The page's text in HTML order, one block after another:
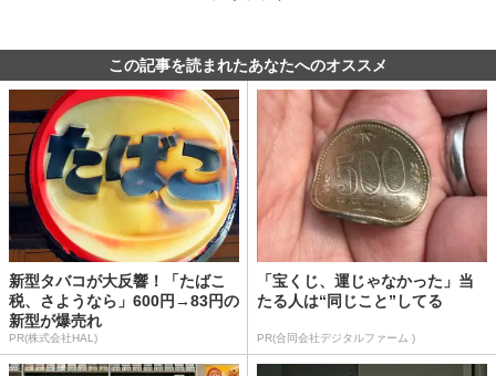
この記事を読まれたあなたへのオススメ
新型タバコが大反響！「たばこ
税、さようなら」600円→83円の
新型が爆売れ
PR(株式会社HAL)
「宝くじ、運じゃなかった」当
たる人は“同じこと”してる
PR(合同会社デジタルファーム )